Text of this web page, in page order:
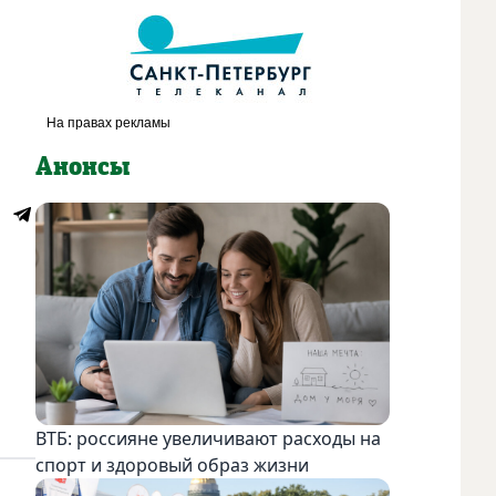
Анонсы
ВТБ: россияне увеличивают расходы на
спорт и здоровый образ жизни